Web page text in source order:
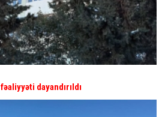
fəaliyyəti dayandırıldı